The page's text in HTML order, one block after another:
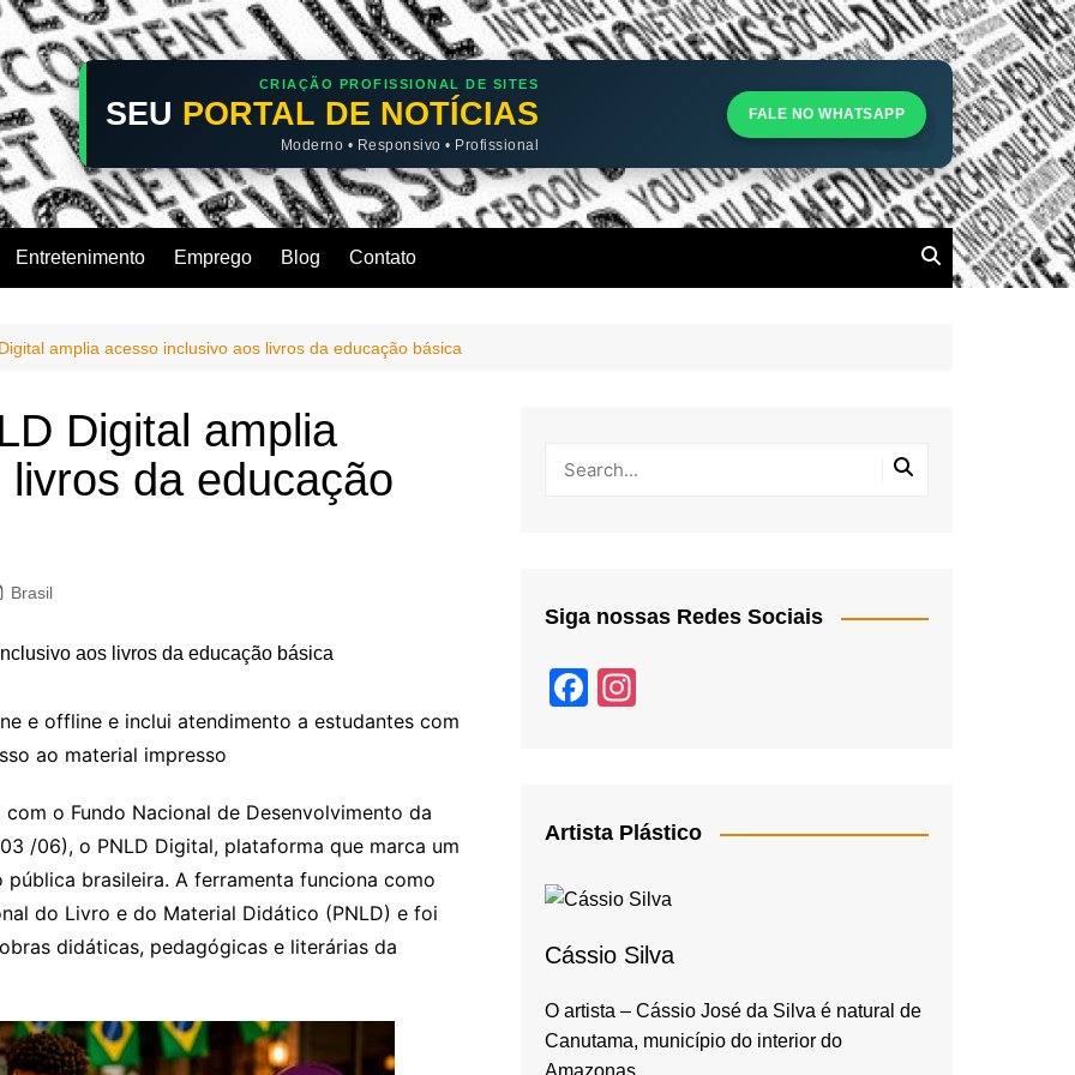
CRIAÇÃO PROFISSIONAL DE SITES
SEU PORTAL DE NOTÍCIAS
Moderno • Responsivo • Profissional
FALE NO WHATSAPP
Entretenimento Emprego Blog Contato
amplia acesso inclusivo aos livros da educação básica
Digital amplia
da educação
Brasil
e offline e inclui atendimento a estudantes com
ao material impresso
o Fundo Nacional de Desenvolvimento da
3 /06), o PNLD Digital, plataforma que marca um
brasileira. A ferramenta funciona como
do Livro e do Material Didático (PNLD) e foi
didáticas, pedagógicas e literárias da
Siga nossas Redes Sociais
F
b
o
k
a
Artista Plástico
Cássio Silva
O artista – Cássio José da Silva é natural de
Canutama, município do interior do
Amazonas,